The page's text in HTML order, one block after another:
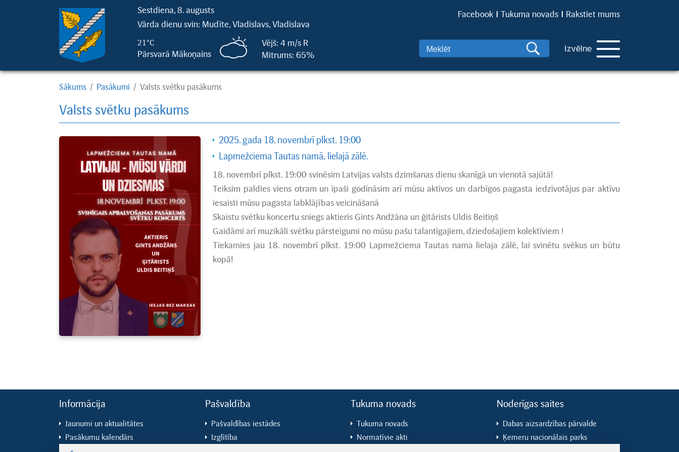
Sestdiena, 8. augusts
Vārda dienu svin: Mudīte, Vladislavs, Vladislava
Facebook Tukuma novads Rakstiet mums
21°C
Pārsvarā Mākoņains
Vējš: 4 m/s R
Mitrums: 65%
Izvēlne
Sākums / Pasākumi / Valsts svētku pasākums
Valsts svētku pasākums
2025. gada 18. novembrī plkst. 19:00
Lapmežciema Tautas namā, lielajā zālē.
18. novembrī plkst. 19:00 svinēsim Latvijas valsts dzimšanas dienu skanīgā un vienotā sajūtā!
Teiksim paldies viens otram un īpaši godināsim arī mūsu aktīvos un darbīgos pagasta iedzīvotājus par aktīvu
iesaisti mūsu pagasta labklājības veicināšanā
Skaistu svētku koncertu sniegs aktieris Gints Andžāna un ģitārists Uldis Beitiņš
Gaidāmi arī muzikāli svētku pārsteigumi no mūsu pašu talantīgajiem, dziedošajiem kolektīviem !
Tiekamies jau 18. novembrī plkst. 19:00 Lapmežciema Tautas nama lielaja zālē, lai svinētu svēkus un būtu
kopā!
Informācija
Jaunumi un aktualitātes
Pasākumu kalendārs
Pašvaldība
Pašvaldības iestādes
Izglītība
Tukuma novads
Tukuma novads
Normatīvie akti
Noderīgas saites
Dabas aizsardzības pārvalde
Ķemeru nacionālais parks